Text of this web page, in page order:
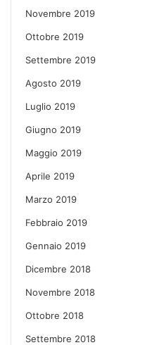
Novembre 2019
Ottobre 2019
Settembre 2019
Agosto 2019
Luglio 2019
Giugno 2019
Maggio 2019
Aprile 2019
Marzo 2019
Febbraio 2019
Gennaio 2019
Dicembre 2018
Novembre 2018
Ottobre 2018
Settembre 2018